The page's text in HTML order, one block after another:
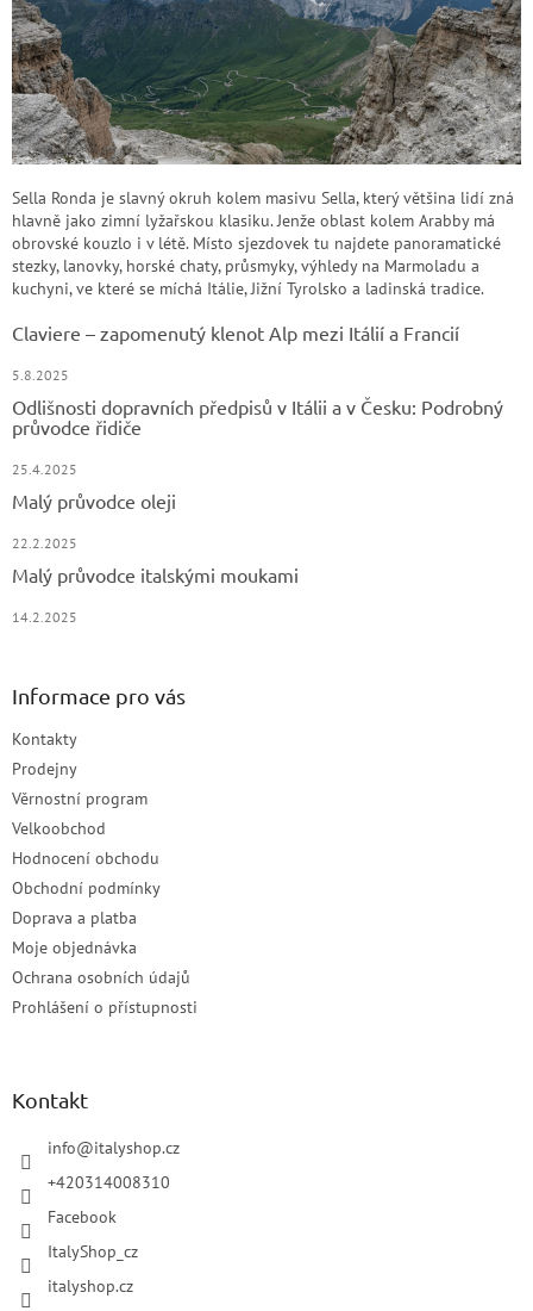
Sella Ronda je slavný okruh kolem masivu Sella, který většina lidí zná
hlavně jako zimní lyžařskou klasiku. Jenže oblast kolem Arabby má
obrovské kouzlo i v létě. Místo sjezdovek tu najdete panoramatické
stezky, lanovky, horské chaty, průsmyky, výhledy na Marmoladu a
kuchyni, ve které se míchá Itálie, Jižní Tyrolsko a ladinská tradice.
Claviere – zapomenutý klenot Alp mezi Itálií a Francií
5.8.2025
Odlišnosti dopravních předpisů v Itálii a v Česku: Podrobný
průvodce řidiče
25.4.2025
Malý průvodce oleji
22.2.2025
Malý průvodce italskými moukami
14.2.2025
Informace pro vás
Kontakty
Prodejny
Věrnostní program
Velkoobchod
Hodnocení obchodu
Obchodní podmínky
Doprava a platba
Moje objednávka
Ochrana osobních údajů
Prohlášení o přístupnosti
Kontakt
info@italyshop.cz
+420314008310
Facebook
ItalyShop_cz
italyshop.cz